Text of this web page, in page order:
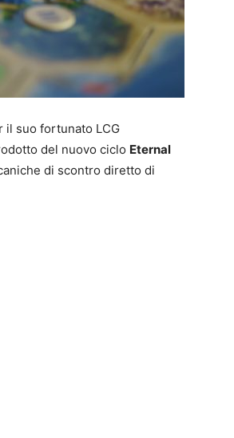
il suo fortunato LCG
del nuovo ciclo Eternal
di scontro diretto di